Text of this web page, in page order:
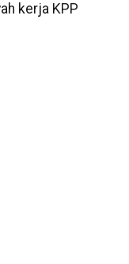
kerja KPP